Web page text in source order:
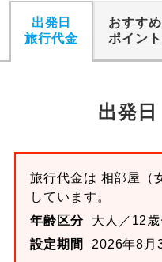
出発日
旅行代金
おすすめ
ポイント
出発
旅行代金は 相部屋（
しています。
年齢区分
大人／12
設定期間
2026年8月